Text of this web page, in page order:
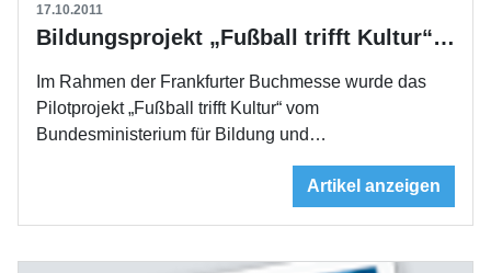
17.10.2011
Bildungsprojekt „Fußball trifft Kultur“ ausgezeichnet
Im Rahmen der Frankfurter Buchmesse wurde das
Pilotprojekt „Fußball trifft Kultur“ vom
Bundesministerium für Bildung und…
Artikel anzeigen